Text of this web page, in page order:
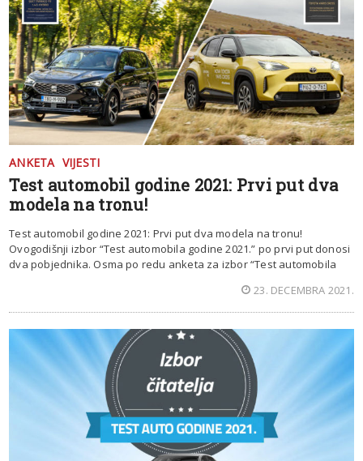
ANKETA VIJESTI
Test automobil godine 2021: Prvi put dva
modela na tronu!
Test automobil godine 2021: Prvi put dva modela na tronu!
Ovogodišnji izbor “Test automobila godine 2021.” po prvi put donosi
dva pobjednika. Osma po redu anketa za izbor “Test automobila
23. DECEMBRA 2021.